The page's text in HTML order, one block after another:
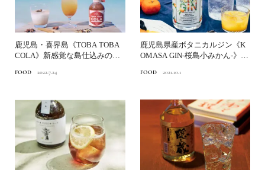
鹿児島・喜界島《TOBA TOBA
COLA》新感覚な島仕込みのボ
FOOD 2022.7.24
鹿児島県産ボタニカルジン《K
OMASA GIN-桜島小みかん-》柑
FOOD 2021.10.1